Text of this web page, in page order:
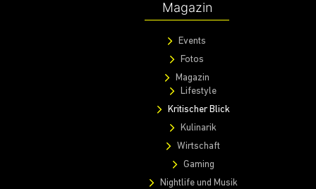
Magazin
Events
Fotos
Magazin
Lifestyle
Kritischer Blick
Kulinarik
Wirtschaft
Gaming
Nightlife und Musik